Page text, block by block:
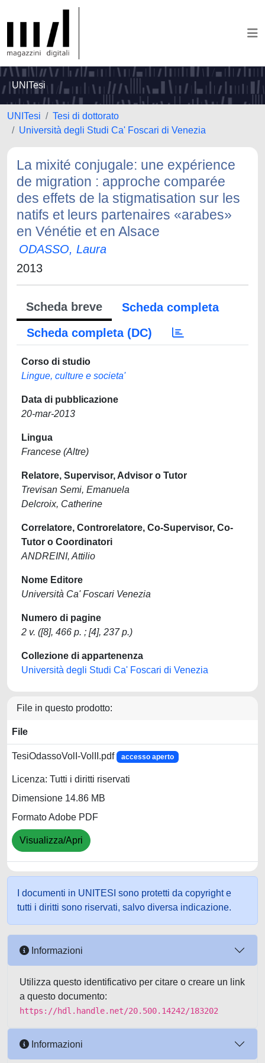
UNITesi
UNITesi
Tesi di dottorato
Università degli Studi Ca' Foscari di Venezia
La mixité conjugale: une expérience
de migration : approche comparée
des effets de la stigmatisation sur les
natifs et leurs partenaires «arabes»
en Vénétie et en Alsace
ODASSO, Laura
2013
Scheda breve
Scheda completa
Scheda completa (DC)
Corso di studio
Lingue, culture e societa'
Data di pubblicazione
20-mar-2013
Lingua
Francese (Altre)
Relatore, Supervisor, Advisor o Tutor
Trevisan Semi, Emanuela
Delcroix, Catherine
Correlatore, Controrelatore, Co-Supervisor, Co-
Tutor o Coordinatori
ANDREINI, Attilio
Nome Editore
Università Ca' Foscari Venezia
Numero di pagine
2 v. ([8], 466 p. ; [4], 237 p.)
Collezione di appartenenza
Università degli Studi Ca' Foscari di Venezia
File in questo prodotto:
File
TesiOdassoVolI-VolII.pdf accesso aperto
Licenza: Tutti i diritti riservati
Dimensione 14.86 MB
Formato Adobe PDF
Visualizza/Apri
I documenti in UNITESI sono protetti da copyright e
tutti i diritti sono riservati, salvo diversa indicazione.
Informazioni
Utilizza questo identificativo per citare o creare un link
a questo documento:
https://hdl.handle.net/20.500.14242/183202
Informazioni